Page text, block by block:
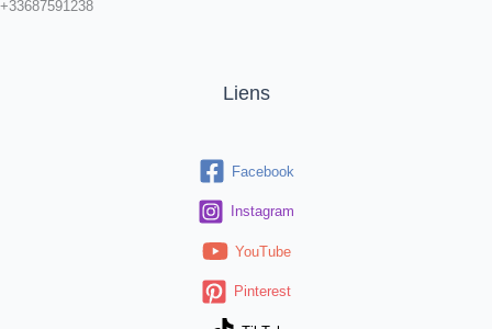
+33687591238
Liens
Facebook
Instagram
YouTube
Pinterest